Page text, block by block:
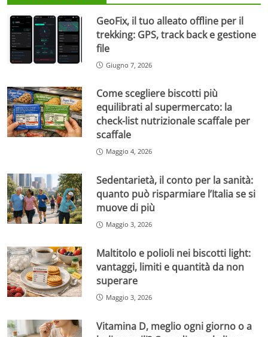
GeoFix, il tuo alleato offline per il
trekking: GPS, track back e gestione
file
Giugno 7, 2026
Come scegliere biscotti più
equilibrati al supermercato: la
check-list nutrizionale scaffale per
scaffale
Maggio 4, 2026
Sedentarietà, il conto per la sanità:
quanto può risparmiare l’Italia se si
muove di più
Maggio 3, 2026
Maltitolo e polioli nei biscotti light:
vantaggi, limiti e quantità da non
superare
Maggio 3, 2026
Vitamina D, meglio ogni giorno o a